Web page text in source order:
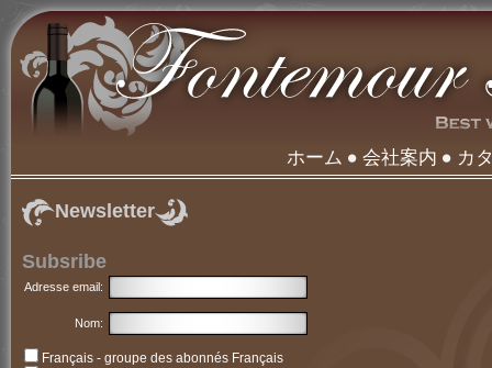
ホーム 会社案内 カ
Newsletter
Subsribe
Adresse email:
Nom:
Français - groupe des abonnés Français